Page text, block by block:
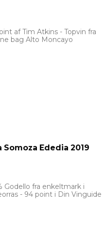
af Tim Atkins - Topvin fra
bag Alto Moncayo
Somoza Ededia 2019
Godello fra enkeltmark i
- 94 point i Din Vinguide